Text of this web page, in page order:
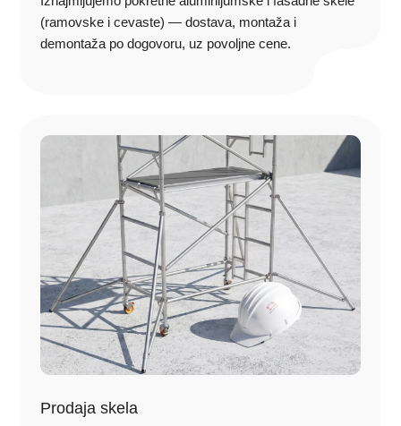
Kako da nas kontaktirate?
Ukoliko imate dodatna pitanja ili želite da iznajmite pokretnu ili
(ramovske i cevaste) — dostava, montaža i
demontaža po dogovoru, uz povoljne cene.
Prodaja skela